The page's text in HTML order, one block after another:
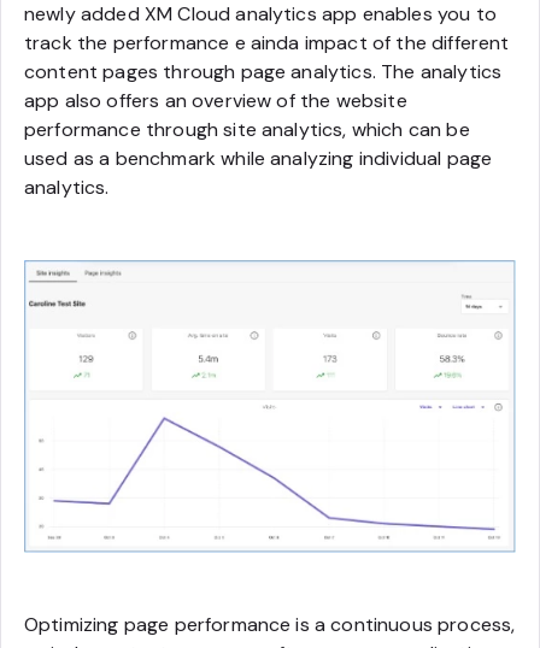
newly added XM Cloud analytics app enables you to
track the performance e ainda impact of the different
content pages through page analytics. The analytics
app also offers an overview of the website
performance through site analytics, which can be
used as a benchmark while analyzing individual page
analytics.
Optimizing page performance is a continuous process,